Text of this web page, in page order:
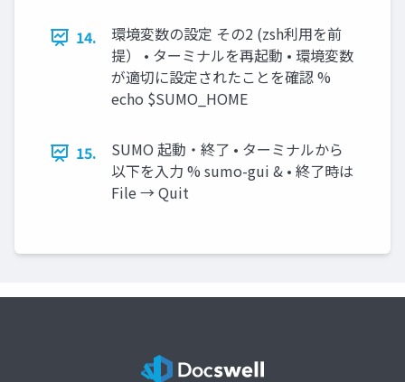
14.
環境変数の設定 その2 (zsh利用を前
提） • ターミナルを再起動 • 環境変数
が適切に設定されたことを確認 %
echo $SUMO_HOME
15.
SUMO 起動・終了 • ターミナルから
以下を入力 % sumo-gui & • 終了時は
File → Quit